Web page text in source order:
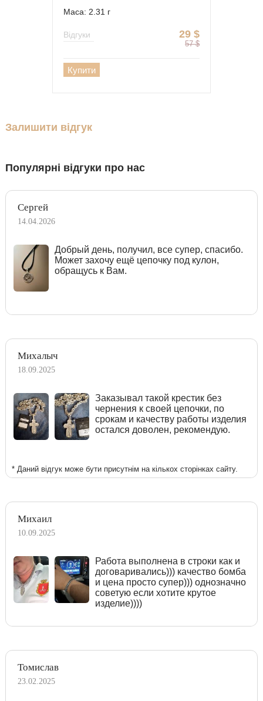
Маса: 2.31 г
29 $
57 $
Відгуки
Купити
Залишити відгук
Популярні відгуки про нас
Сергей
14.04.2026
Добрый день, получил, все супер, спасибо.
Может захочу ещё цепочку под кулон,
обращусь к Вам.
Михалыч
18.09.2025
Заказывал такой крестик без
чернения к своей цепочки, по
срокам и качеству работы изделия
остался доволен, рекомендую.
* Даний відгук може бути присутнім на кількох сторінках сайту.
Михаил
10.09.2025
Работа выполнена в строки как и
договаривались))) качество бомба
и цена просто супер))) однозначно
советую если хотите крутое
изделие))))
Томислав
23.02.2025